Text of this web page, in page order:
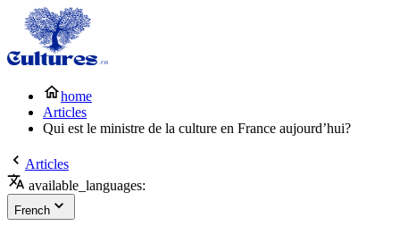
home
Articles
Qui est le ministre de la culture en France aujourd’hui?
Articles
available_languages:
French